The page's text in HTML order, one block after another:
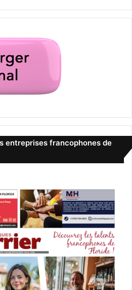
entreprises francophones de